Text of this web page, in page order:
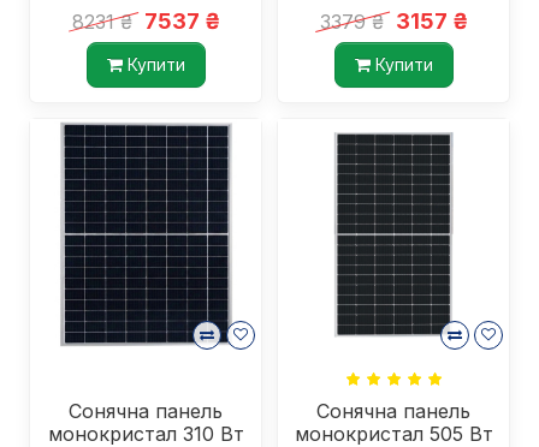
8231 ₴ 7537 ₴
Купити
3379 ₴ 3157 ₴
Купити
Сонячна панель
монокристал 310 Вт
Сонячна панель
монокристал 505 Вт